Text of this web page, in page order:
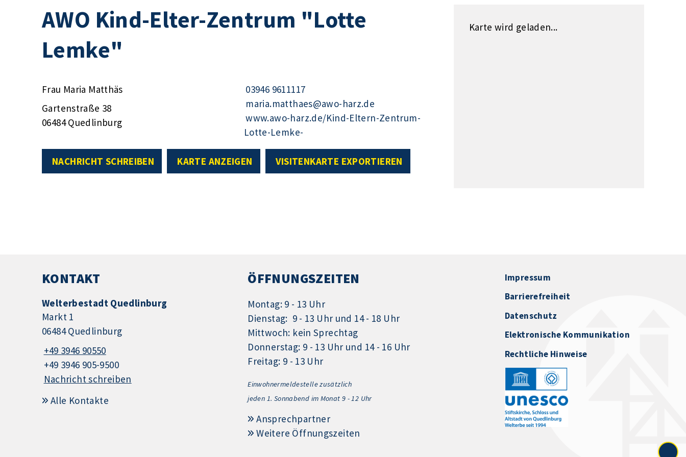
AWO Kind-Elter-Zentrum "Lotte
Lemke"
Frau Maria Matthäs
Gartenstraße 38
06484 Quedlinburg
03946 9611117
maria.matthaes@awo-harz.de
www.awo-harz.de/Kind-Eltern-Zentrum-
Lotte-Lemke-
NACHRICHT SCHREIBEN KARTE ANZEIGEN VISITENKARTE EXPORTIEREN
Karte wird geladen...
KONTAKT
Welterbestadt Quedlinburg
Markt 1
06484 Quedlinburg
+49 3946 90550
+49 3946 905-9500
Nachricht schreiben
Alle Kontakte
ÖFFNUNGSZEITEN
Montag: 9 - 13 Uhr
Dienstag: 9 - 13 Uhr und 14 - 18 Uhr
Mittwoch: kein Sprechtag
Donnerstag: 9 - 13 Uhr und 14 - 16 Uhr
Freitag: 9 - 13 Uhr
Einwohnermeldestelle zusätzlich
jeden 1. Sonnabend im Monat 9 - 12 Uhr
Ansprechpartner
Weitere Öffnungszeiten
Impressum
Barrierefreiheit
Datenschutz
Elektronische Kommunikation
Rechtliche Hinweise